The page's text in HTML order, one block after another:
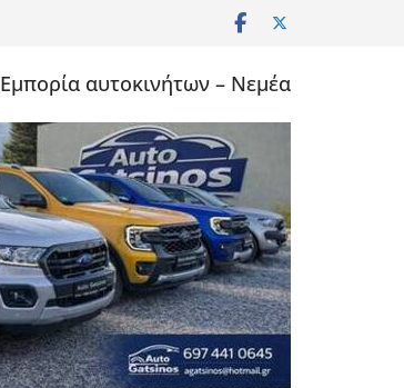
Εμπορία αυτοκινήτων – Νεμέα